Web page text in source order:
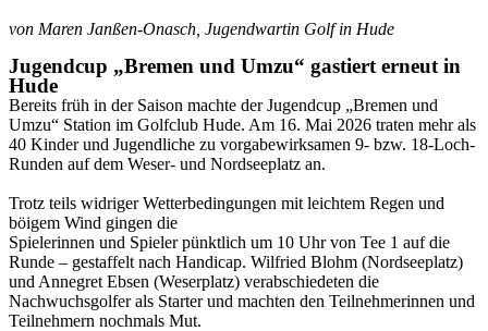
von Maren Janßen-Onasch, Jugendwartin Golf in Hude
Jugendcup „Bremen und Umzu“ gastiert erneut in
Hude
Bereits früh in der Saison machte der Jugendcup „Bremen und
Umzu“ Station im Golfclub Hude. Am 16. Mai 2026 traten mehr als
40 Kinder und Jugendliche zu vorgabewirksamen 9- bzw. 18-Loch-
Runden auf dem Weser- und Nordseeplatz an.
Trotz teils widriger Wetterbedingungen mit leichtem Regen und
böigem Wind gingen die
Spielerinnen und Spieler pünktlich um 10 Uhr von Tee 1 auf die
Runde – gestaffelt nach Handicap. Wilfried Blohm (Nordseeplatz)
und Annegret Ebsen (Weserplatz) verabschiedeten die
Nachwuchsgolfer als Starter und machten den Teilnehmerinnen und
Teilnehmern nochmals Mut.